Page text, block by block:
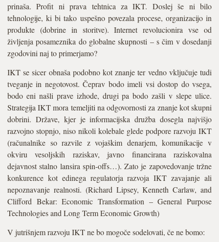
prinaša. Profit ni prava tehtnica za IKT. Doslej še ni bilo
tehnologije, ki bi tako uspešno povezala procese, organizacijo in
produkte (dobrine in storitve). Internet revolucionira vse od
življenja posameznika do globalne skupnosti – s čim v dosedanji
zgodovini naj to primerjamo?
IKT se sicer obnaša podobno kot znanje ter vedno vključuje tudi
tveganje in negotovost. Čeprav bodo imeli vsi dostop do vsega,
bodo eni našli prave izhode, drugi pa bodo zašli v slepe ulice.
Strategija IKT mora temeljiti na odgovornosti za znanje kot skupni
dobrini. Države, kjer je informacijska družba dosegla najvišjo
razvojno stopnjo, niso nikoli kolebale glede podpore razvoju IKT
(računalnike so razvile z vojaškim denarjem, komunikacije v
okviru vesoljskih raziskav, javno financirana raziskovalna
dejavnost stalno lansira spin-offs…). Zato je zapovedovanje tržne
konkurence kot edinega regulatorja razvoja IKT zavajanje ali
nepoznavanje realnosti. (Richard Lipsey, Kenneth Carlaw, and
Clifford Bekar: Economic Transformation – General Purpose
Technologies and Long Term Economic Growth)
V jutrišnjem razvoju IKT ne bo mogoče sodelovati, če ne bomo: